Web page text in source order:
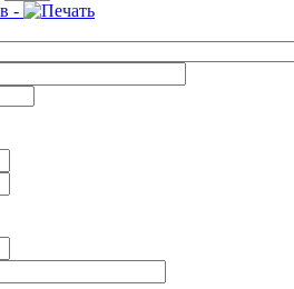
-